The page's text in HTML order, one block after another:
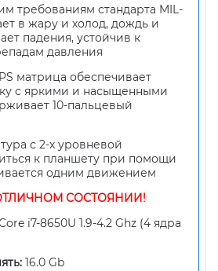
требованиям стандарта MIL-
в жару и холод, дождь и
падения, устойчив к
давления
матрица обеспечивает
с яркими и насыщенными
10-пальцевый
с 2-х уровневой
к планшету при помощи
одним движением
СОСТОЯНИИ!
i7-8650U 1.9-4.2 Ghz (4 ядра
16.0 Gb